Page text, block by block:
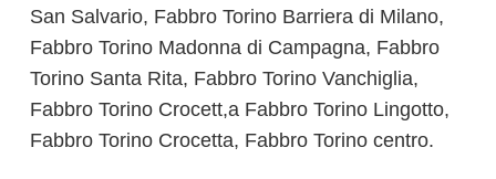
San Salvario, Fabbro Torino Barriera di Milano,
Fabbro Torino Madonna di Campagna, Fabbro
Torino Santa Rita, Fabbro Torino Vanchiglia,
Fabbro Torino Crocett,a Fabbro Torino Lingotto,
Fabbro Torino Crocetta, Fabbro Torino centro.